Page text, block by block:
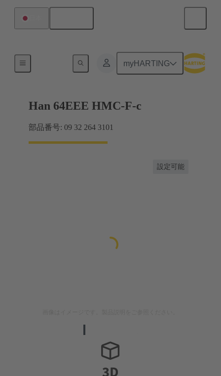
myHARTING
Han 64EEE HMC-F-c
部品番号: 09 32 264 3101
設定可能